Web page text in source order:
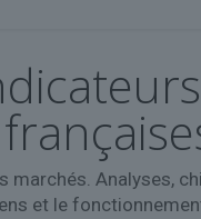
marchés.
et le